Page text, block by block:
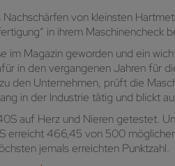
von kleinsten
in ihrem Maschinencheck
im Magazin geworden und ein
in den vergangenen Jahren für
den Unternehmen, prüft die
in der Industrie tätig und blickt
auf Herz und Nieren getestet.
466,45 von 500
jemals erreichten Punktzahl.